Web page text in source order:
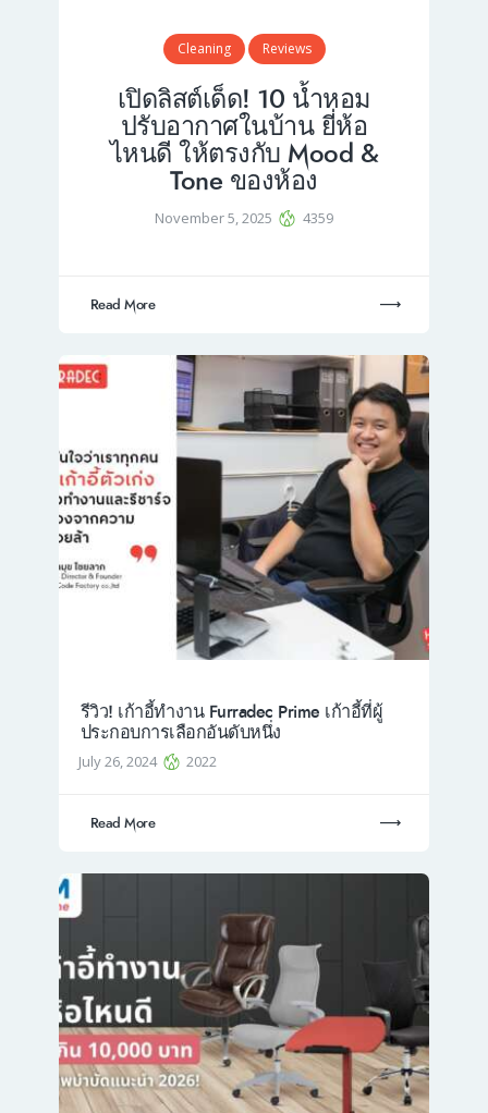
Cleaning Reviews
เปิดลิสต์เด็ด! 10 น้ำหอม
ปรับอากาศในบ้าน ยี่ห้อ
ไหนดี ให้ตรงกับ Mood &
Tone ของห้อง
November 5, 2025 4359
Read More
รีวิว! เก้าอี้ทำงาน Furradec Prime เก้าอี้ที่ผู้
ประกอบการเลือกอันดับหนึ่ง
July 26, 2024 2022
Read More